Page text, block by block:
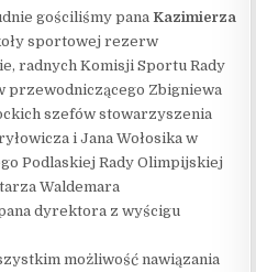
gościliśmy panaKazimierza
sportowej rezerw
radnych Komisji Sportu Rady
przewodniczącego Zbigniewa
szefów stowarzyszenia
i Jana Wołosika w
Podlaskiej Rady Olimpijskiej
Waldemara
dyrektora z wyścigu
możliwość nawiązania